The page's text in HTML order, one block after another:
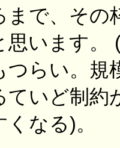
まで、その
思います。
つらい。規
ていど制約
くなる)。